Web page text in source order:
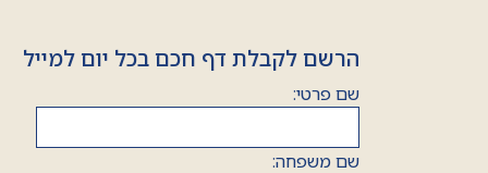
הרשם לקבלת דף חכם בכל יום למייל
שם פרטי:
שם משפחה: